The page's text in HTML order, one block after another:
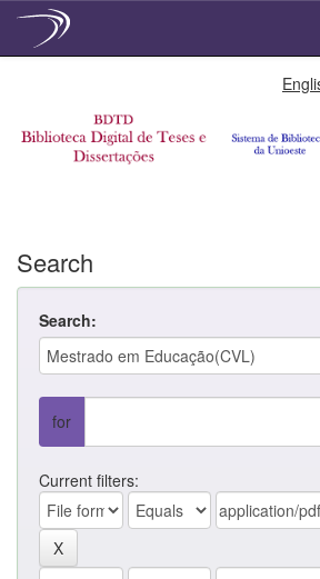
Search
Search:
for
Current filters: